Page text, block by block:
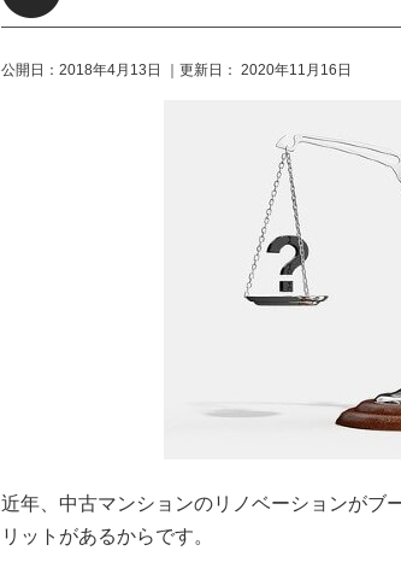
公開日： 2018年4月13日 ｜更新日： 2020年11月16日
近年、中古マンションのリノベーションがブ
リットがあるからです。